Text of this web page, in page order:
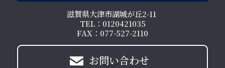
滋賀県大津市湖城が丘2-11
TEL：0120421035
FAX：077-527-2110
お問い合わせ